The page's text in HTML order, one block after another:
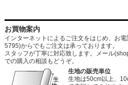
お買物案内
インターネットによるご注文をはじめ、お
5795)からでもご注文は承っております。
スタッフが丁寧に対応致します。メール
での購入の相談もどうぞ。
生地の販売単位
生地は50cm以上、